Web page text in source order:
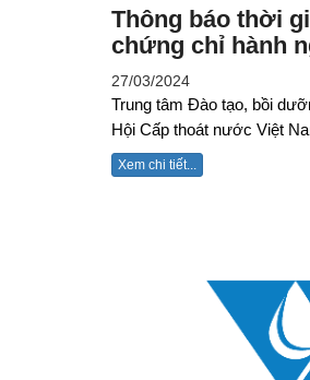
Thông báo thời
chứng chỉ hành
27/03/2024
Trung tâm Đào tạo, bồi
Hội Cấp thoát nước Việt
Xem chi tiết...